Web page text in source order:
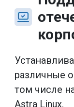
различные
том числе
Astra Linux.